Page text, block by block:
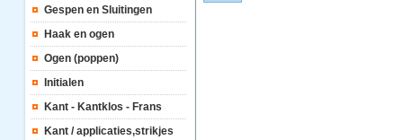
Gespen en Sluitingen
Haak en ogen
Ogen (poppen)
Initialen
Kant - Kantklos - Frans
Kant / applicaties,strikjes